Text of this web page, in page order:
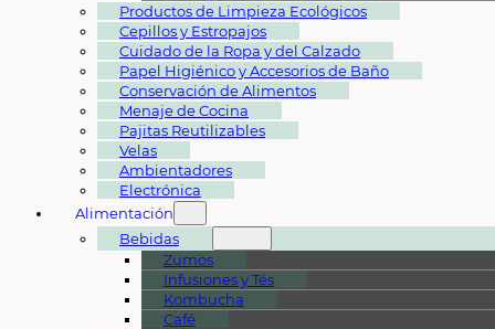
Productos de Limpieza Ecológicos
Cepillos y Estropajos
Cuidado de la Ropa y del Calzado
Papel Higiénico y Accesorios de Baño
Conservación de Alimentos
Menaje de Cocina
Pajitas Reutilizables
Velas
Ambientadores
Electrónica
Alimentación
Bebidas
Zumos
Infusiones y Tés
Kombucha
Café